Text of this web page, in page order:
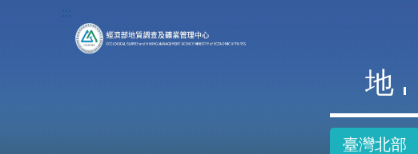
:::
地
臺灣北部